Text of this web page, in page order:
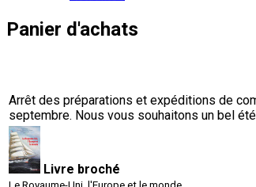
Panier d'achats
Arrêt des préparations et expéditions de
septembre. Nous vous souhaitons un bel
Livre broché